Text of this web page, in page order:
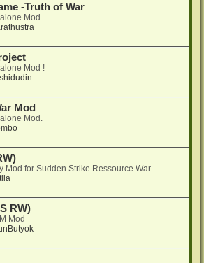
-Truth of War
Mod.
Mod !
Mod
Mod.
Mod for Sudden Strike Ressource War
RW)
Mod